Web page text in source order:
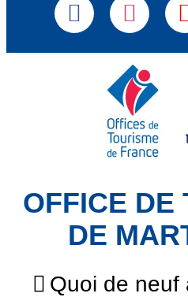
OFFICE DE
DE
Quoi de neuf